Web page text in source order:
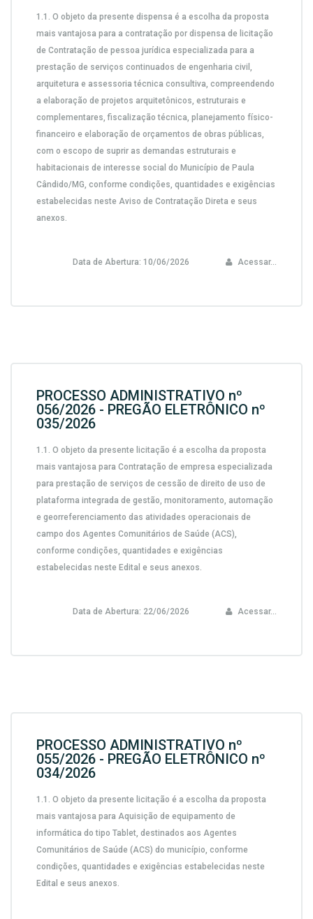
1.1. O objeto da presente dispensa é a escolha da proposta
mais vantajosa para a contratação por dispensa de licitação
de Contratação de pessoa jurídica especializada para a
prestação de serviços continuados de engenharia civil,
arquitetura e assessoria técnica consultiva, compreendendo
a elaboração de projetos arquitetônicos, estruturais e
complementares, fiscalização técnica, planejamento físico-
financeiro e elaboração de orçamentos de obras públicas,
com o escopo de suprir as demandas estruturais e
habitacionais de interesse social do Município de Paula
Cândido/MG, conforme condições, quantidades e exigências
estabelecidas neste Aviso de Contratação Direta e seus
anexos.
Data de Abertura: 10/06/2026 Acessar...
PROCESSO ADMINISTRATIVO nº
056/2026 - PREGÃO ELETRÔNICO nº
035/2026
1.1. O objeto da presente licitação é a escolha da proposta
mais vantajosa para Contratação de empresa especializada
para prestação de serviços de cessão de direito de uso de
plataforma integrada de gestão, monitoramento, automação
e georreferenciamento das atividades operacionais de
campo dos Agentes Comunitários de Saúde (ACS),
conforme condições, quantidades e exigências
estabelecidas neste Edital e seus anexos.
Data de Abertura: 22/06/2026 Acessar...
PROCESSO ADMINISTRATIVO nº
055/2026 - PREGÃO ELETRÔNICO nº
034/2026
1.1. O objeto da presente licitação é a escolha da proposta
mais vantajosa para Aquisição de equipamento de
informática do tipo Tablet, destinados aos Agentes
Comunitários de Saúde (ACS) do município, conforme
condições, quantidades e exigências estabelecidas neste
Edital e seus anexos.